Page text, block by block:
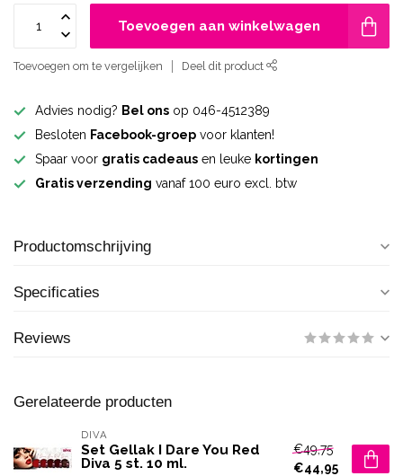
Toevoegen aan winkelwagen
Toevoegen om te vergelijken Deel dit product
Advies nodig? Bel ons op 046-4512389
Besloten Facebook-groep voor klanten!
Spaar voor gratis cadeaus en leuke kortingen
Gratis verzending vanaf 100 euro excl. btw
Productomschrijving
Specificaties
Reviews
Gerelateerde producten
DIVA
Set Gellak I Dare You Red
Diva 5 st. 10 ml.
€49,75
€44,95